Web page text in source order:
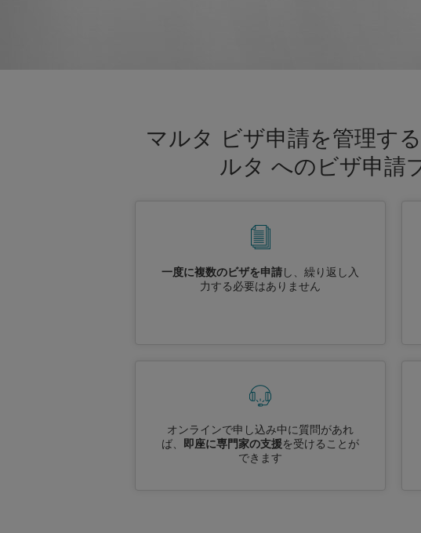
マルタ ビザ申請を管理す
ルタ へのビザ申請
一度に複数のビザを申請し、繰り返し入
力する必要はありません
オンラインで申し込み中に質問があれ
ば、
即座に専門家の支援を受けることが
できます